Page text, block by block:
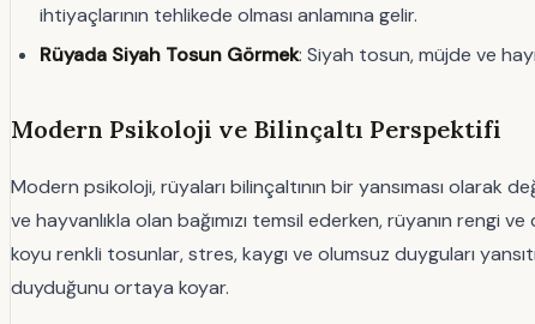
ihtiyaçlarının tehlikede olması anlamına gelir.
Rüyada Siyah Tosun Görmek: Siyah tosun, müjde ve
Modern Psikoloji ve Bilinçaltı Perspektifi
Modern psikoloji, rüyaları bilinçaltının bir yansıması olarak
ve hayvanlıkla olan bağımızı temsil ederken, rüyanın rengi
koyu renkli tosunlar, stres, kaygı ve olumsuz duyguları
duyduğunu ortaya koyar.